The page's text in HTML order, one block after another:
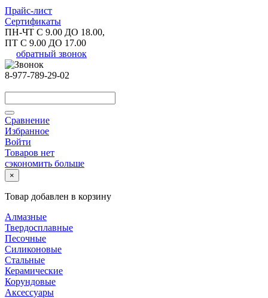
Прайс-лист
Сертификаты
ПН-ЧТ С 9.00 ДО 18.00,
ПТ С 9.00 ДО 17.00
обратный звонок
8-977-789-29-02
Сравнение
Избранное
Войти
Товаров нет
сэкономить больше
×
Товар добавлен в корзину
Алмазные
Твердосплавные
Песочные
Силиконовые
Стальные
Керамические
Корундовые
Аксессуары